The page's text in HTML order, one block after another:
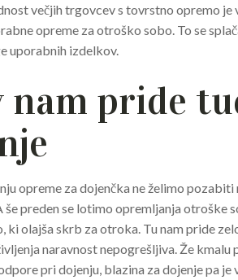
večjih trgovcev s tovrstno opremo je
opreme za otroško sobo. To se
uporabnih izdelkov.
nam pride
opreme za dojenčka ne želimo
preden se lotimo opremljanja otroške
ki olajša skrb za otroka. Tu nam pride
naravnost nepogrešljiva. Že kmalu
pri dojenju, blazina za dojenje pa